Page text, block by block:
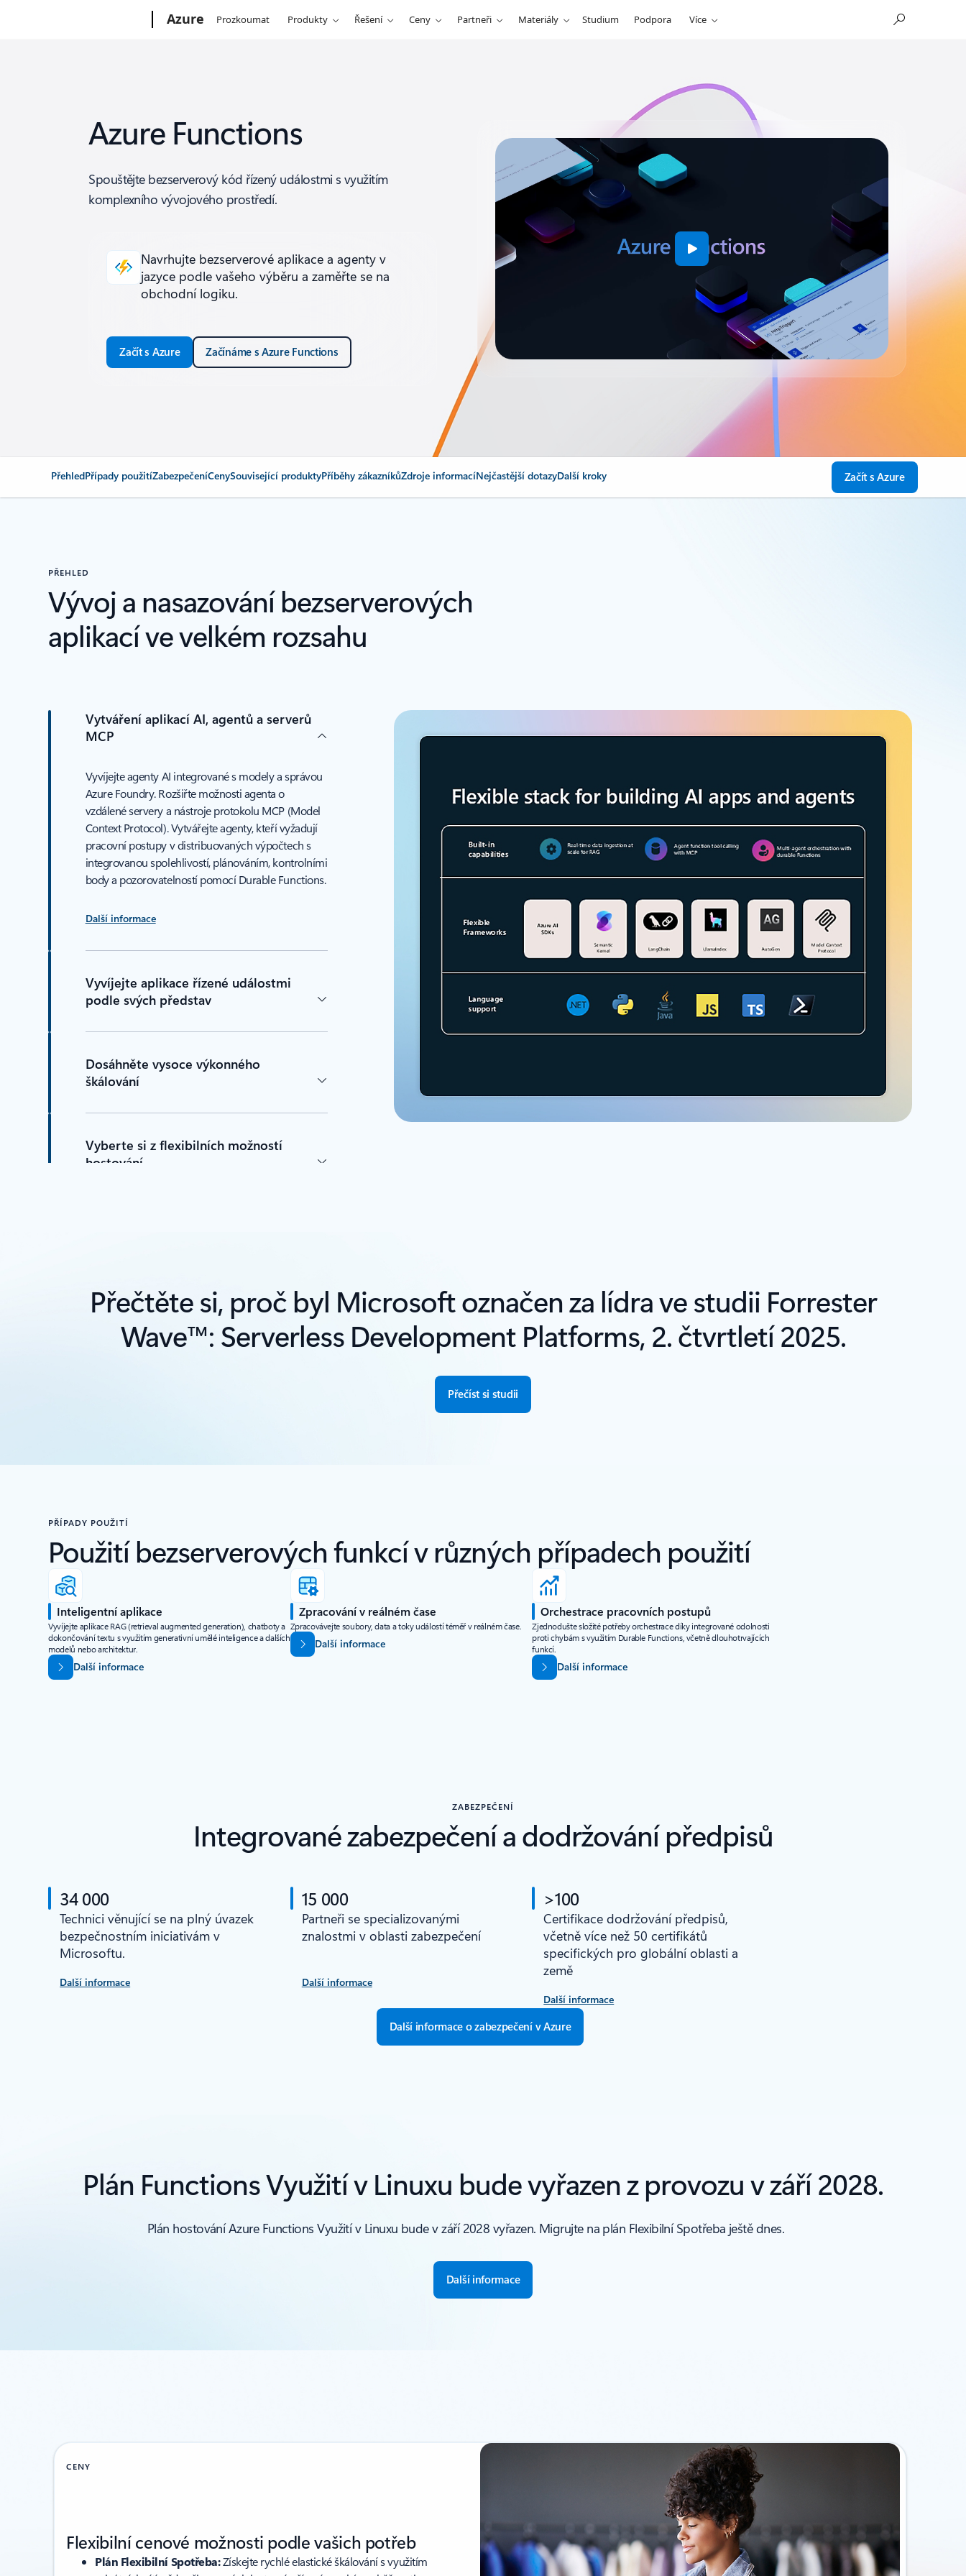
Azure Prozkoumat Produkty Řešení Ceny Partneři Materiály Studium Podpora Více
Azure Functions
Spouštějte bezserverový kód řízený událostmi s využitím
komplexního vývojového prostředí.
Navrhujte bezserverové aplikace a agenty v
jazyce podle vašeho výběru a zaměřte se na
obchodní logiku.
Začít s Azure Začínáme s Azure Functions
PřehledPřípady použitíZabezpečeníCenySouvisející produktyPříběhy zákazníkůZdroje informacíNejčastější dotazyDalší kroky Začít s Azure
PŘEHLED
Vývoj a nasazování bezserverových
aplikací ve velkém rozsahu
Vytváření aplikací AI, agentů a serverů
MCP
Vyvíjejte agenty AI integrované s modely a správou
Azure Foundry. Rozšiřte možnosti agenta o
vzdálené servery a nástroje protokolu MCP (Model
Context Protocol). Vytvářejte agenty, kteří vyžadují
pracovní postupy v distribuovaných výpočtech s
integrovanou spolehlivostí, plánováním, kontrolními
body a pozorovatelností pomocí Durable Functions.
Další informace
Vyvíjejte aplikace řízené událostmi
podle svých představ
Dosáhněte vysoce výkonného
škálování
Vyberte si z flexibilních možností
hostování
Přečtěte si, proč byl Microsoft označen za lídra ve studii Forrester
Wave™: Serverless Development Platforms, 2. čtvrtletí 2025.
Přečíst si studii
PŘÍPADY POUŽITÍ
Použití bezserverových funkcí v různých případech použití
Inteligentní aplikace
Vyvíjejte aplikace RAG (retrieval augmented generation), chatboty a
dokončování textu s využitím generativní umělé inteligence a dalších
modelů nebo architektur.
Další informace
Zpracování v reálném čase
Zpracovávejte soubory, data a toky událostí téměř v reálném čase.
Další informace
Orchestrace pracovních postupů
Zjednodušte složité potřeby orchestrace díky integrované odolnosti
proti chybám s využitím Durable Functions, včetně dlouhotrvajících
funkcí.
Další informace
ZABEZPEČENÍ
Integrované zabezpečení a dodržování předpisů
34 000
Technici věnující se na plný úvazek
bezpečnostním iniciativám v
Microsoftu.
Další informace
15 000
Partneři se specializovanými
znalostmi v oblasti zabezpečení
Další informace
>100
Certifikace dodržování předpisů,
včetně více než 50 certifikátů
specifických pro globální oblasti a
země
Další informace
Další informace o zabezpečení v Azure
Plán Functions Využití v Linuxu bude vyřazen z provozu v září 2028.
Plán hostování Azure Functions Využití v Linuxu bude v září 2028 vyřazen. Migrujte na plán Flexibilní Spotřeba ještě dnes.
Další informace
CENY
Flexibilní cenové možnosti podle vašich potřeb
Plán Flexibilní Spotřeba:Získejte rychlé elastické škálování s využitím